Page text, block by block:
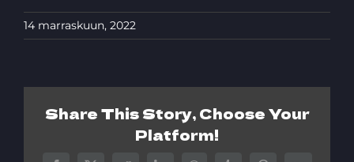
14 marraskuun, 2022
Share This Story, Choose Your
Platform!